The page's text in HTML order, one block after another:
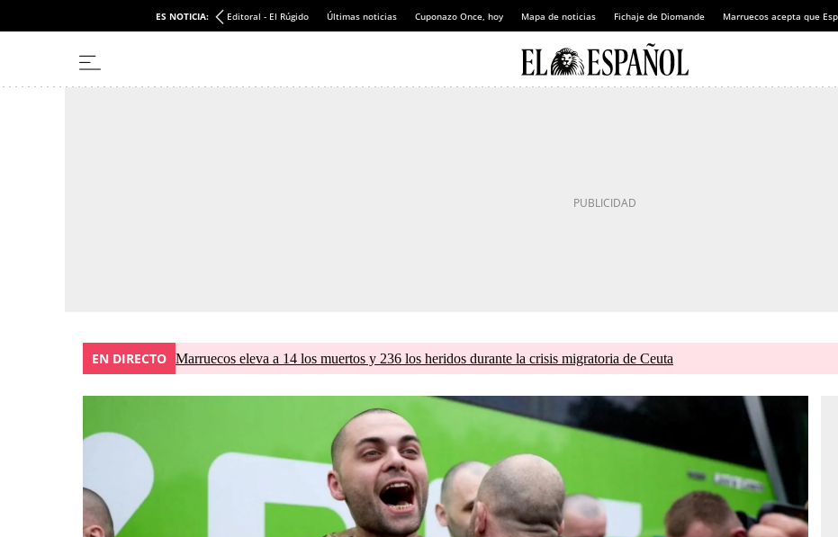
ES NOTICIA: Editoral - El Rúgido Últimas noticias Cuponazo Once, hoy Mapa de noticias Fichaje de Diomande Marruecos acepta que
EN DIRECTO Marruecos eleva a 14 los muertos y 236 los heridos durante la crisis migratoria de Ceuta